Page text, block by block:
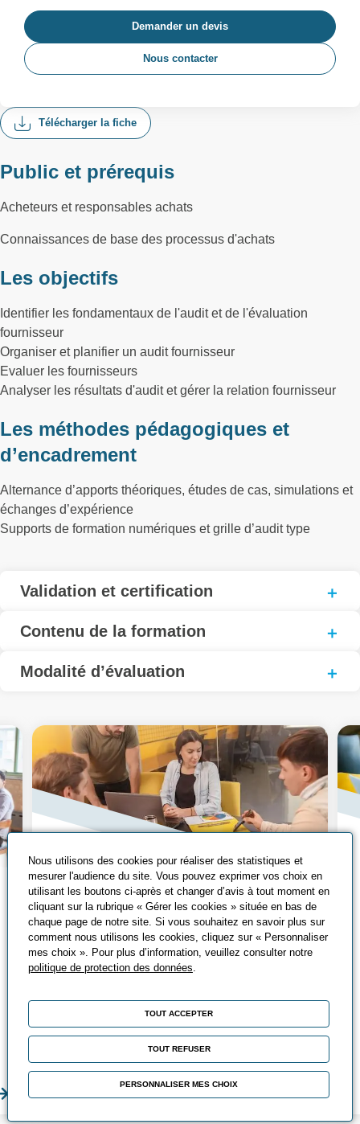
Télécharger la fiche
Public et prérequis
Acheteurs et responsables achats
Connaissances de base des processus d'achats
Les objectifs
Identifier les fondamentaux de l'audit et de l'évaluation
fournisseur
Organiser et planifier un audit fournisseur
Evaluer les fournisseurs
Analyser les résultats d'audit et gérer la relation fournisseur
Les méthodes pédagogiques et
d’encadrement
Alternance d’apports théoriques, études de cas, simulations et
échanges d’expérience
Supports de formation numériques et grille d’audit type
Validation et certification
Contenu de la formation
Modalité d’évaluation
Demander un devis
Nous contacter
En savoir plus
Nos solutions de
formation
Fidèles à nos objectifs d'adaptation à vos
besoins, nous avons de nombreuses
individuelles, digitales, les ateliers... à
vous de choisir la meilleure faite pour
vous !
Nous utilisons des cookies pour réaliser des statistiques et
mesurer l'audience du site. Vous pouvez exprimer vos choix en
utilisant les boutons ci-après et changer d’avis à tout moment en
cliquant sur la rubrique « Gérer les cookies » située en bas de
chaque page de notre site. Si vous souhaitez en savoir plus sur
comment nous utilisons les cookies, cliquez sur « Personnaliser
mes choix ». Pour plus d’information, veuillez consulter notre
politique de protection des données
TOUT ACCEPTER
TOUT REFUSER
PERSONNALISER MES CHOIX